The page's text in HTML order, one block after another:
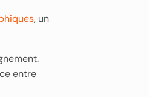
, un
entre